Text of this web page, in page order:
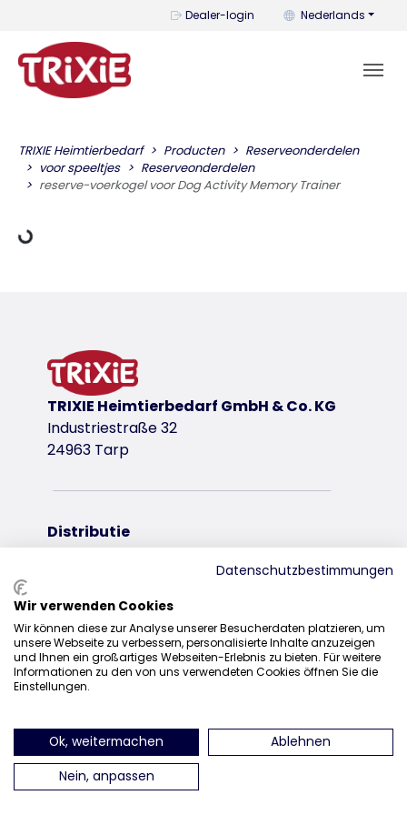
Dealer-login U kunt de taal
Nederlands
TRIXIE Heimtierbedarf Producten
Reserveonderdelen
voor speeltjes
Reserveonderdelen
reserve-voerkogel voor Dog Activity Memory Trainer
Gegevens laden
TRIXIE Heimtierbedarf GmbH & Co. KG
Industriestraße 32
24963 Tarp
Distributie
vind ons op Instagram
vind ons op Facebook
vind ons op Pinterest
vind ons
Datenschutzbestimmungen
Wir verwenden Cookies
Wir können diese zur Analyse unserer Besucherdaten platzieren, um
unsere Webseite zu verbessern, personalisierte Inhalte anzuzeigen
und Ihnen ein großartiges Webseiten-Erlebnis zu bieten. Für weitere
Informationen zu den von uns verwendeten Cookies öffnen Sie die
Einstellungen.
Ok, weitermachen
Ablehnen
Nein, anpassen